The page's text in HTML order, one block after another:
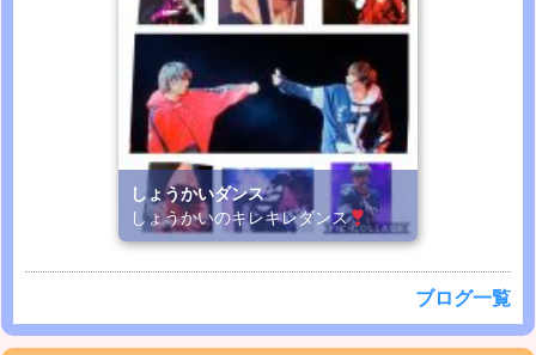
しょうかいダンス
しょうかいのキレキレダンス
ブログ一覧